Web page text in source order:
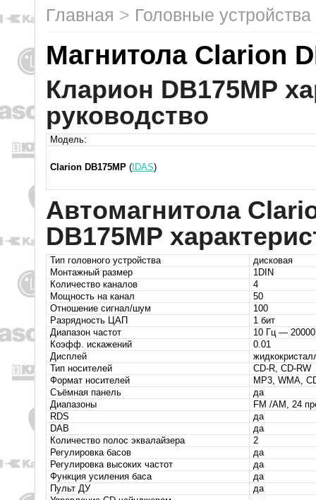
Главная > Головные устройства
Магнитола Clarion
Кларион DB175MP
руководство
Модель:
Clarion DB175MP ( IDAS)
Автомагнитола
DB175MP
Тип головного устройства
дисковая
Монтажный размер
1DIN
Количество каналов
4
Мощность на канал
50
Отношение сигнал/шум
100
Разрядность ЦАП
1 бит
Диапазон частот
10 Гц —
Коэфф. искажений
0.01
Дисплей
Тип носителей
CD-R, CD-RW
Формат носителей
MP3, WMA,
Съёмная панель
да
Диапазоны
FM /AМ, 24
RDS
да
DAB
да
Количество полос эквалайзера
2
Регулировка басов
да
Регулировка высоких частот
да
Функция усиления баса
да
Пульт ДУ
да